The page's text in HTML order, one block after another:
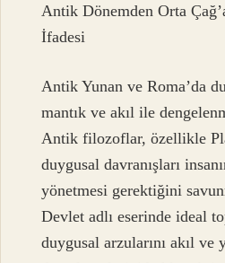
Antik Dönemden Orta
İfadesi
Antik Yunan ve Roma’da
mantık ve akıl ile
Antik filozoflar, özellikle
duygusal davranışları
yönetmesi gerektiğini
Devlet adlı eserinde ideal
duygusal arzularını akıl ve